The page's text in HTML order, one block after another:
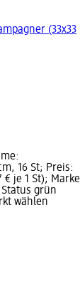
(33x33
16 St; Preis:
€ je 1 St); Marke
grün
wählen